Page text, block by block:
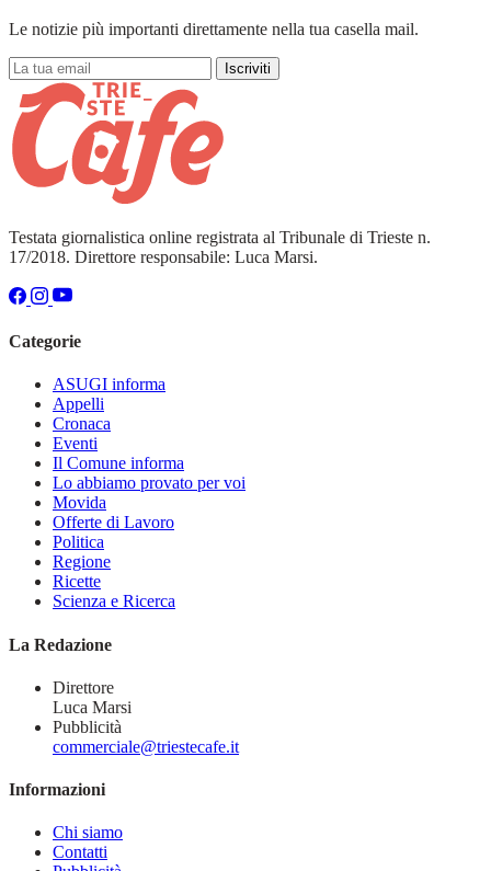
Le notizie più importanti direttamente nella tua casella mail.
Iscriviti
Testata giornalistica online registrata al Tribunale di Trieste n.
17/2018. Direttore responsabile: Luca Marsi.
Categorie
ASUGI informa
Appelli
Cronaca
Eventi
Il Comune informa
Lo abbiamo provato per voi
Movida
Offerte di Lavoro
Politica
Regione
Ricette
Scienza e Ricerca
La Redazione
Direttore
Luca Marsi
Pubblicità
commerciale@triestecafe.it
Informazioni
Chi siamo
Contatti